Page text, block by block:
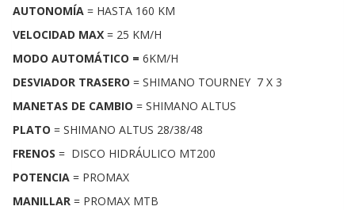
AUTONOMÍA = HASTA 160 KM
VELOCIDAD MAX = 25 KM/H
MODO AUTOMÁTICO = 6KM/H
DESVIADOR TRASERO = SHIMANO TOURNEY 7 X 3
MANETAS DE CAMBIO = SHIMANO ALTUS
PLATO = SHIMANO ALTUS 28/38/48
FRENOS = DISCO HIDRÁULICO MT200
POTENCIA = PROMAX
MANILLAR = PROMAX MTB